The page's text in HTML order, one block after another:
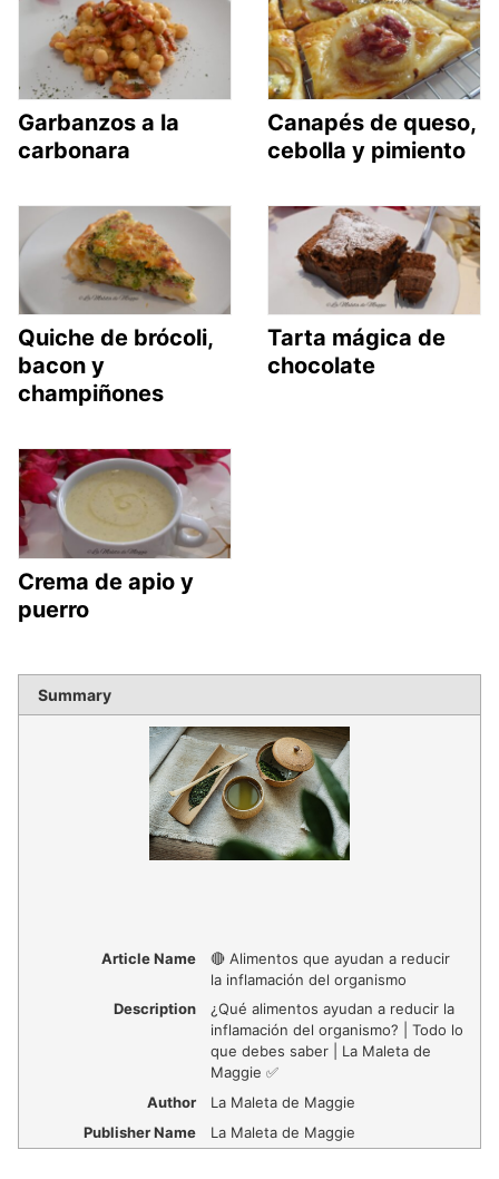
Garbanzos a la
carbonara
Canapés de queso,
cebolla y pimiento
Quiche de brócoli,
bacon y
champiñones
Tarta mágica de
chocolate
Crema de apio y
puerro
Summary
Article Name
🔴 Alimentos que ayudan a reducir
la inflamación del organismo
Description
¿Qué alimentos ayudan a reducir la
inflamación del organismo? | Todo lo
que debes saber | La Maleta de
Maggie ✅
Author
La Maleta de Maggie
Publisher Name
La Maleta de Maggie